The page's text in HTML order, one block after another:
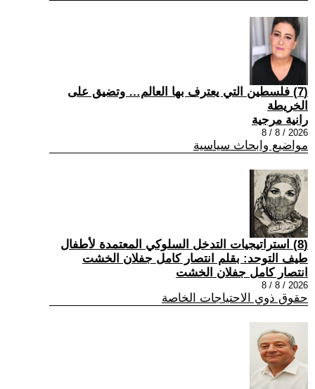
(7) فلسطين التي يعترف بها العالم… وتضيق على
الخريطة
رانية مرجية
2026 / 8 / 8
مواضيع وابحاث سياسية
(8) استراتيجيات التدخل السلوكي المعتمدة لأطفال
طيف التوحد: بقلم انتصار كامل جفلان الخشت
انتصار كامل جفلان الخشت
2026 / 8 / 8
حقوق ذوي الاحتياجات الخاصة